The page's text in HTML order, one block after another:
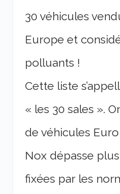
30 véhicules
Europe et
polluants !
Cette liste
« les 30 sales ».
de véhicules
Nox dépasse
fixées par les